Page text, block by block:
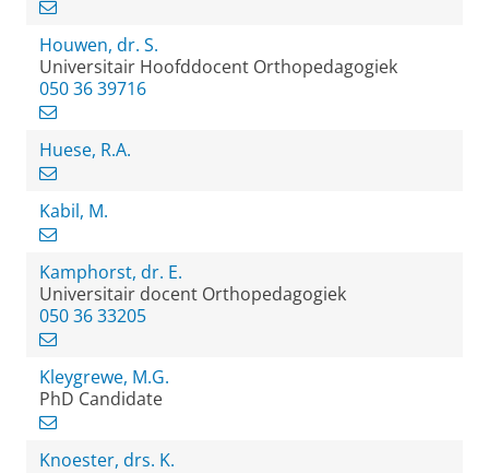
Houwen, dr. S.
Universitair Hoofddocent Orthopedagogiek
050 36 39716
Huese, R.A.
Kabil, M.
Kamphorst, dr. E.
Universitair docent Orthopedagogiek
050 36 33205
Kleygrewe, M.G.
PhD Candidate
Knoester, drs. K.